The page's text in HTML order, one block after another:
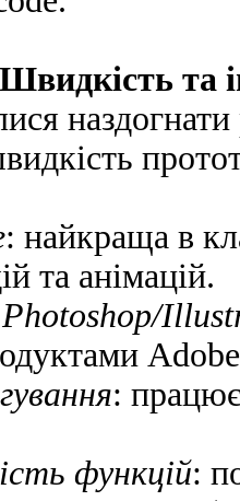
та
: найкраща в
та анімацій.
Photoshop/
:
функцій: